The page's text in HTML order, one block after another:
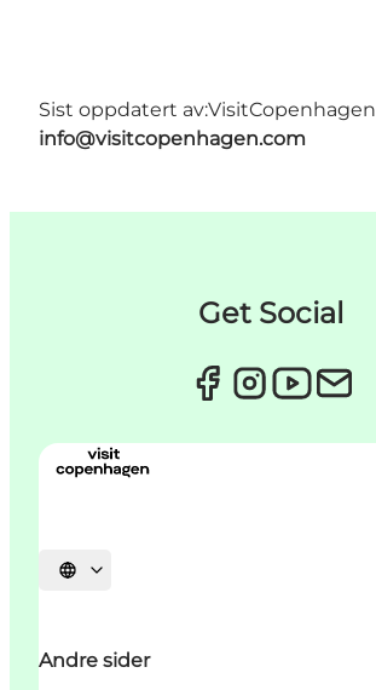
Sist oppdatert av:VisitCopenhagen
info@visitcopenhagen.com
Get Social
Velg språk
Andre sider